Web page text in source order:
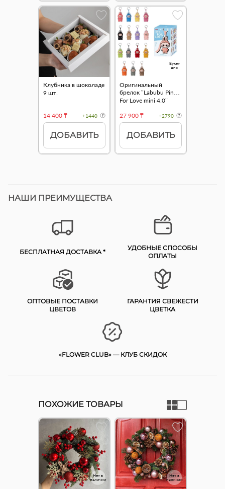
Клубника в шоколаде
9 шт.
14 400 ₸ +1440
ДОБАВИТЬ
Букет
дня
Оригинальный
брелок "Labubu Pin
For Love mini 4.0"
27 900 ₸
+2790
ДОБАВИТЬ
НАШИ ПРЕИМУЩЕСТВА
БЕСПЛАТНАЯ ДОСТАВКА *
УДОБНЫЕ СПОСОБЫ
ОПЛАТЫ
ОПТОВЫЕ ПОСТАВКИ
ЦВЕТОВ
ГАРАНТИЯ СВЕЖЕСТИ
ЦВЕТКА
«FLOWER CLUB» — КЛУБ СКИДОК
ПОХОЖИЕ ТОВАРЫ
Нет в
наличии
Нет в
наличии